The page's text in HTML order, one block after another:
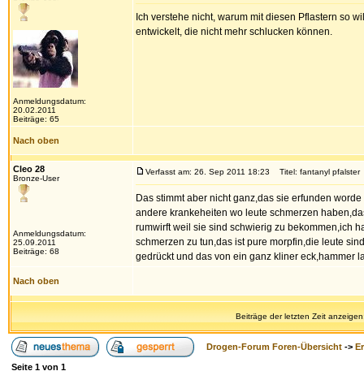
Anmeldungsdatum:
20.02.2011
Beiträge: 65
Ich verstehe nicht, warum mit diesen Pflastern so
entwickelt, die nicht mehr schlucken können.
Nach oben
Cleo 28
Bronze-User
Anmeldungsdatum:
25.09.2011
Beiträge: 68
Verfasst am: 26. Sep 2011 18:23 Titel: fantanyl pfalster
Das stimmt aber nicht ganz,das sie erfunden
andere krankeheiten wo leute schmerzen
rumwirft weil sie sind schwierig zu bekommen,ich
schmerzen zu tun,das ist pure morpfin,die leute
gedrückt und das von ein ganz kliner eck,hammer
Nach oben
Beiträge der letzten Zeit
Drogen-Forum Foren-Übersicht ->
Seite 1 von 1